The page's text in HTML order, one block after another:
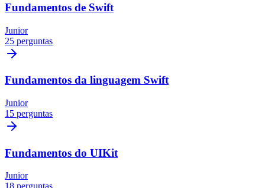
Fundamentos de Swift
Junior
25 perguntas
Fundamentos da linguagem Swift
Junior
15 perguntas
Fundamentos do UIKit
Junior